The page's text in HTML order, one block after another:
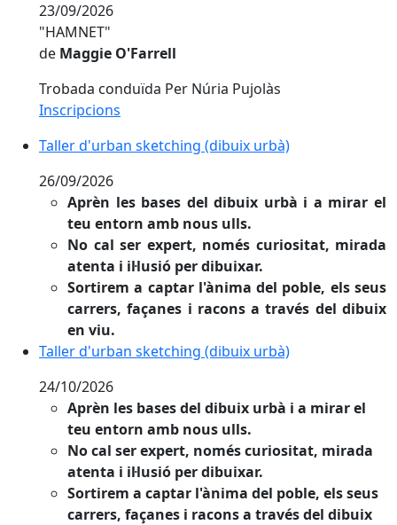
23/09/2026
"HAMNET"
de Maggie O'Farrell
Trobada conduïda Per Núria Pujolàs
Inscripcions
Taller d'urban sketching (dibuix urbà)
Taller d'urban sketching (dibuix urbà)
26/09/2026
Aprèn les bases del dibuix urbà i a mirar el
teu entorn amb nous ulls.
No cal ser expert, només curiositat, mirada
atenta i il·lusió per dibuixar.
Sortirem a captar l'ànima del poble, els seus
carrers, façanes i racons a través del dibuix
en viu.
Taller d'urban sketching (dibuix urbà)
Taller d'urban sketching (dibuix urbà)
24/10/2026
Aprèn les bases del dibuix urbà i a mirar el
teu entorn amb nous ulls.
No cal ser expert, només curiositat, mirada
atenta i il·lusió per dibuixar.
Sortirem a captar l'ànima del poble, els seus
carrers, façanes i racons a través del dibuix